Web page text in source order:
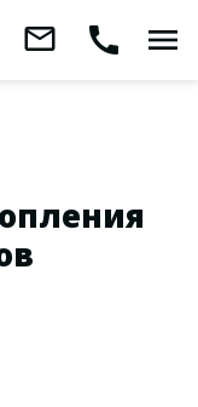
Заказать
mail_outline call menu